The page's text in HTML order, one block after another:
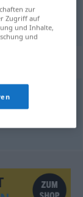
zur
Zugriff auf
und Inhalte,
und